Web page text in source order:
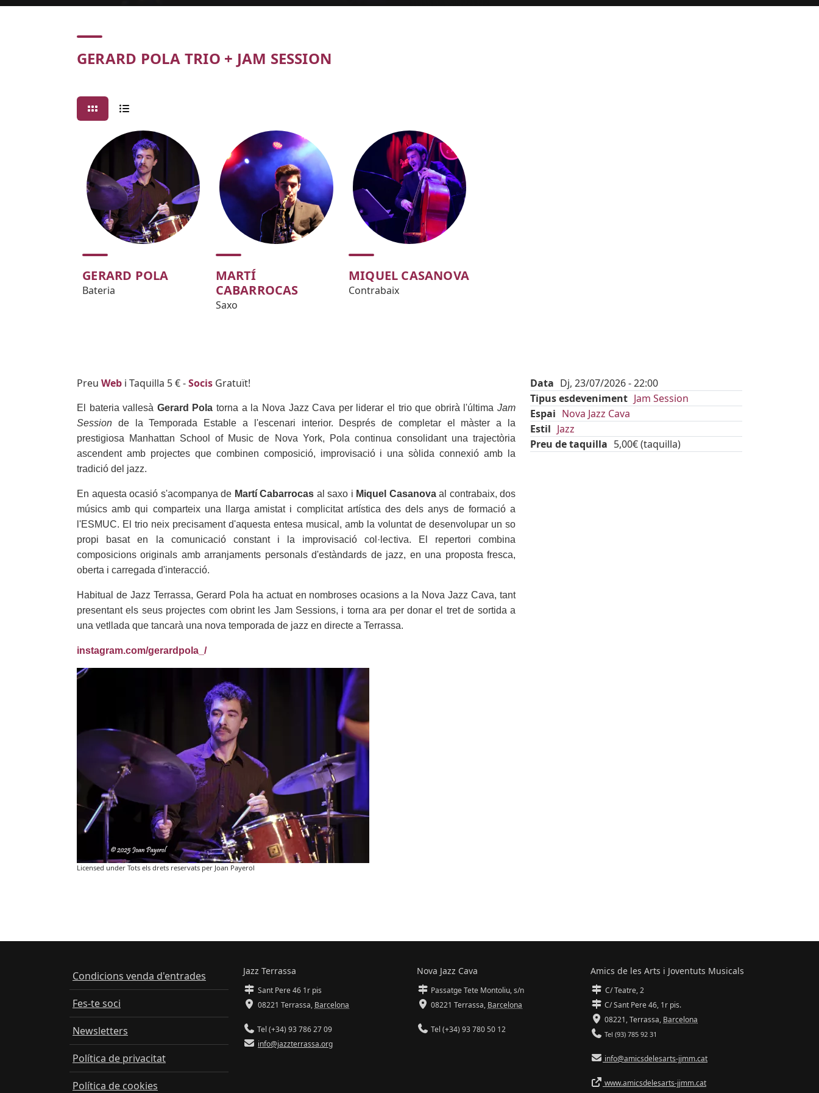
Concert
GERARD POLA TRIO + JAM SESSION
GERARD POLA
Bateria
MARTÍ
CABARROCAS
Saxo
MIQUEL CASANOVA
Contrabaix
Body
Preu Web i Taquilla 5 € -Socis Gratuït!
El bateria vallesà Gerard Pola torna a la Nova Jazz Cava per liderar el trio que obrirà l'últimaJam
Session de la Temporada Estable a l'escenari interior. Després de completar el màster a la
prestigiosa Manhattan School of Music de Nova York, Pola continua consolidant una trajectòria
ascendent amb projectes que combinen composició, improvisació i una sòlida connexió amb la
tradició del jazz.
En aquesta ocasió s'acompanya de Martí Cabarrocas al saxo i Miquel Casanovaal contrabaix, dos
músics amb qui comparteix una llarga amistat i complicitat artística des dels anys de formació a
l'ESMUC. El trio neix precisament d'aquesta entesa musical, amb la voluntat de desenvolupar un so
propi basat en la comunicació constant i la improvisació col·lectiva. El repertori combina
composicions originals amb arranjaments personals d'estàndards de jazz, en una proposta fresca,
oberta i carregada d'interacció.
Habitual de Jazz Terrassa, Gerard Pola ha actuat en nombroses ocasions a la Nova Jazz Cava, tant
presentant els seus projectes com obrint les Jam Sessions, i torna ara per donar el tret de sortida a
una vetllada que tancarà una nova temporada de jazz en directe a Terrassa.
instagram.com/gerardpola_/
Imatges
Image
Licensed under Tots els drets reservats per Joan Payerol
Data Dj, 23/07/2026 - 22:00
Tipus esdeveniment Jam Session
Espai Nova Jazz Cava
Estil Jazz
Preu de taquilla 5,00€ (taquilla)
Condicions venda d'entrades
Fes-te soci
Newsletters
Política de privacitat
Política de cookies
Jazz Terrassa
Sant Pere 46 1r pis
08221 Terrassa, Barcelona
Tel (+34) 93 786 27 09
info@jazzterrassa.org
Nova Jazz Cava
Passatge Tete Montoliu, s/n
08221 Terrassa, Barcelona
Tel (+34) 93 780 50 12
Amics de les Arts i Joventuts Musicals
C/ Teatre, 2
C/ Sant Pere 46, 1r pis.
08221,Terrassa, Barcelona
Tel (93) 785 92 31
info@amicsdelesarts-jjmm.cat
www.amicsdelesarts-jjmm.cat